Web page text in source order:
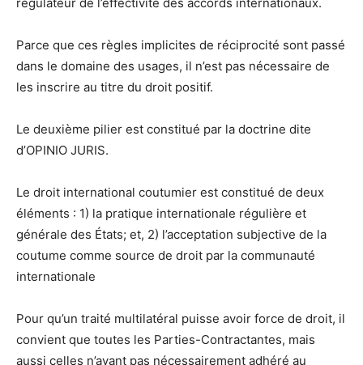
Parce que ces règles implicites de réciprocité sont passé
dans le domaine des usages, il n’est pas nécessaire de
les inscrire au titre du droit positif.
Le deuxième pilier est constitué par la doctrine dite
d’OPINIO JURIS.
Le droit international coutumier est constitué de deux
éléments : 1) la pratique internationale régulière et
générale des États; et, 2) l’acceptation subjective de la
coutume comme source de droit par la communauté
internationale
Pour qu’un traité multilatéral puisse avoir force de droit, il
convient que toutes les Parties-Contractantes, mais
aussi celles n’ayant pas nécessairement adhéré au